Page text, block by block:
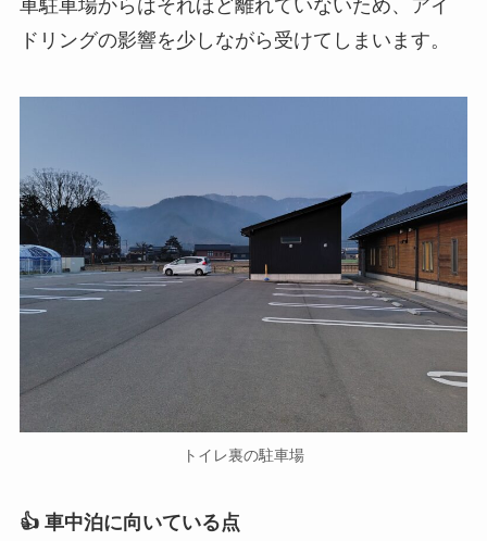
車駐車場からはそれほど離れていないため、アイ
ドリングの影響を少しながら受けてしまいます。
トイレ裏の駐車場
👍 車中泊に向いている点